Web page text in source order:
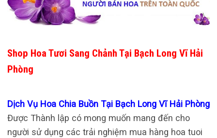
Shop Hoa Tươi Sang Chảnh Tại Bạch Long Vĩ Hải
Phòng
Dịch Vụ Hoa Chia Buồn Tại Bạch Long Vĩ Hải Phòng
Được Thành lập có mong muốn mang đến cho
người sử dụng các trải nghiệm mua hàng hoa tuoi